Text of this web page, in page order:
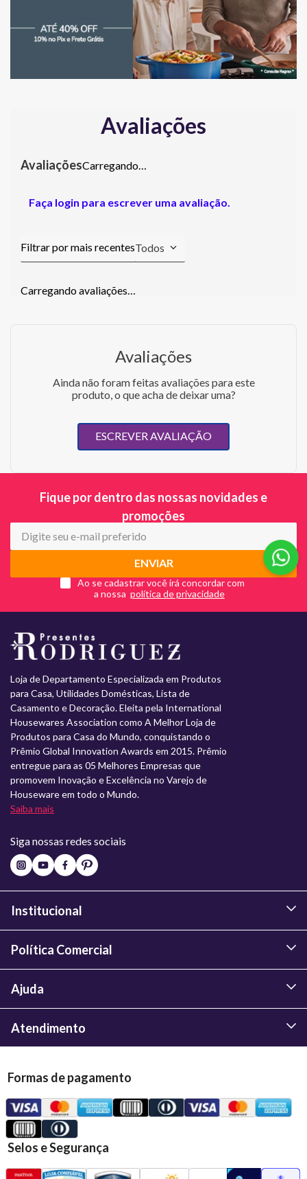
Avaliações
Carregando…
Faça login para escrever uma avaliação.
Todos
Carregando avaliações…
Avaliações
Ainda não foram feitas avaliações para este
produto, o que acha de deixar uma?
ESCREVER AVALIAÇÃO
Fique por dentro das nossas novidades e
promoções
ENVIAR
Ao se cadastrar você irá concordar com
a nossa
Loja de Departamento Especializada em Produtos
para Casa, Utilidades Domésticas, Lista de
Casamento e Decoração. Eleita pela International
Housewares Association como A Melhor Loja de
Produtos para Casa do Mundo, conquistando o
Prêmio Global Innovation Awards em 2015. Prêmio
entregue para as 05 Melhores Empresas que
promovem Inovação e Excelência no Varejo de
Houseware em todo o Mundo.
Saiba mais
Siga nossas redes sociais
Institucional
Política Comercial
Ajuda
Atendimento
Formas de pagamento
Selos e Segurança